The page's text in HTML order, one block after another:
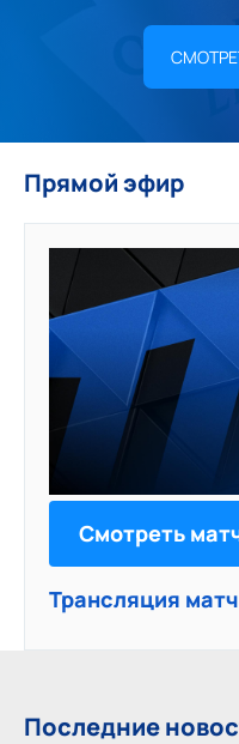
Прямой эфир
Смотреть
Трансляция
Последние